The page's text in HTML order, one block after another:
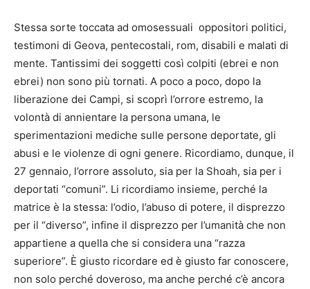
Stessa sorte toccata ad omosessuali oppositori politici,
testimoni di Geova, pentecostali, rom, disabili e malati di
mente. Tantissimi dei soggetti così colpiti (ebrei e non
ebrei) non sono più tornati. A poco a poco, dopo la
liberazione dei Campi, si scoprì l’orrore estremo, la
volontà di annientare la persona umana, le
sperimentazioni mediche sulle persone deportate, gli
abusi e le violenze di ogni genere. Ricordiamo, dunque, il
27 gennaio, l’orrore assoluto, sia per la Shoah, sia per i
deportati “comuni”. Li ricordiamo insieme, perché la
matrice è la stessa: l’odio, l’abuso di potere, il disprezzo
per il “diverso”, infine il disprezzo per l’umanità che non
appartiene a quella che si considera una “razza
superiore”. È giusto ricordare ed è giusto far conoscere,
non solo perché doveroso, ma anche perché c’è ancora